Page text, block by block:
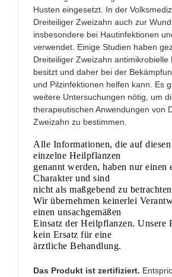
Husten eingesetzt. In der
Dreiteiliger Zweizahn auch zur
insbesondere bei Hautinfektionen
verwendet. Einige Studien haben
Dreiteiliger Zweizahn antimikrobielle
besitzt und daher bei der
und Pilzinfektionen helfen kann. Es
weitere Untersuchungen nötig, um
therapeutischen Anwendungen von
Zweizahn zu bestimmen.
Alle Informationen, die auf
einzelne Heilpflanzen
genannt werden, haben nur einen
Charakter und sind
nicht als maßgebend zu
Wir übernehmen keinerlei
einen unsachgemäßen
Einsatz der Heilpflanzen. Unsere
kein Ersatz für eine
ärztliche Behandlung.
Das Produkt ist zertifiziert.